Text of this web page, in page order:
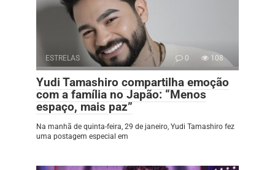
ESTRELAS 0 108
Yudi Tamashiro compartilha emoção
com a família no Japão: “Menos
espaço, mais paz”
Na manhã de quinta-feira, 29 de janeiro, Yudi Tamashiro fez
uma postagem especial em